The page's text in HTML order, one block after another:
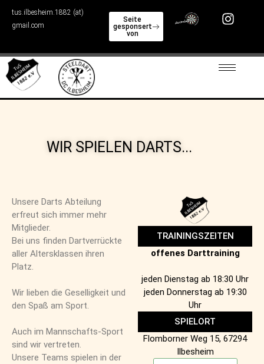
Skip to content
tus.ilbesheim.1882 (at)
gmail.com
Seite
gesponsert
von
WIR SPIELEN DARTS...
Unsere Darts Abteilung
erfreut sich immer mehr
Mitglieder.
Bei uns finden Dartverrückte
aller Altersklassen ihren
Platz.
Wir lieben die Geselligkeit und
den Spaß am Sport.
Auch im Mannschafts-Sport
sind wir vertreten.
Unsere Teams spielen in der
TRAININGSZEITEN
offenes Darttraining
jeden Dienstag ab 18:30 Uhr
jeden Donnerstag ab 19:30
Uhr
SPIELORT
Flomborner Weg 15, 67294
Ilbesheim